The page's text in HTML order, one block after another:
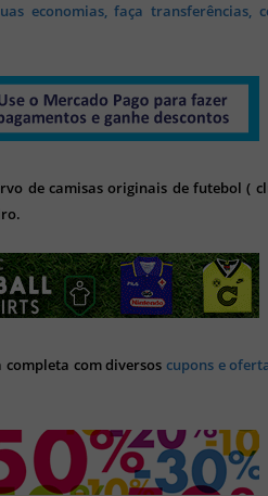
economias, faça transferências,
de camisas originais de futebol (
completa com diversoscupons e